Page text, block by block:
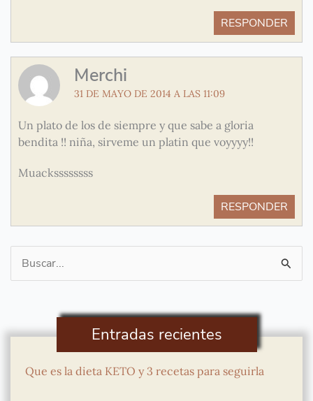
RESPONDER
Merchi
31 DE MAYO DE 2014 A LAS 11:09
Un plato de los de siempre y que sabe a gloria
bendita !! niña, sirveme un platin que voyyyy!!
Muackssssssss
RESPONDER
Buscar
por:
Entradas recientes
Que es la dieta KETO y 3 recetas para seguirla